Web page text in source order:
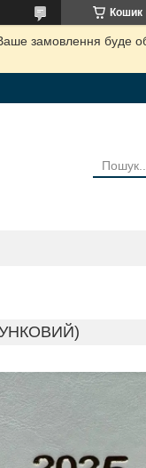
Кошик
замовлення буде